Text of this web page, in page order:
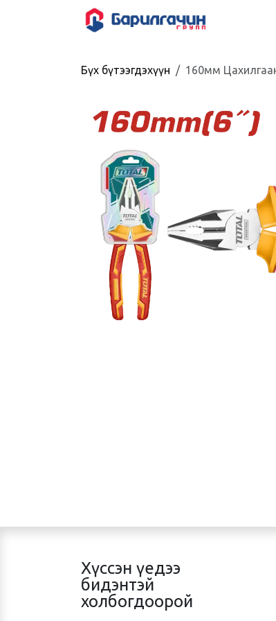
Бүх бүтээгдэхүүн 160мм
Хүссэн үедээ
бидэнтэй
холбогдоорой